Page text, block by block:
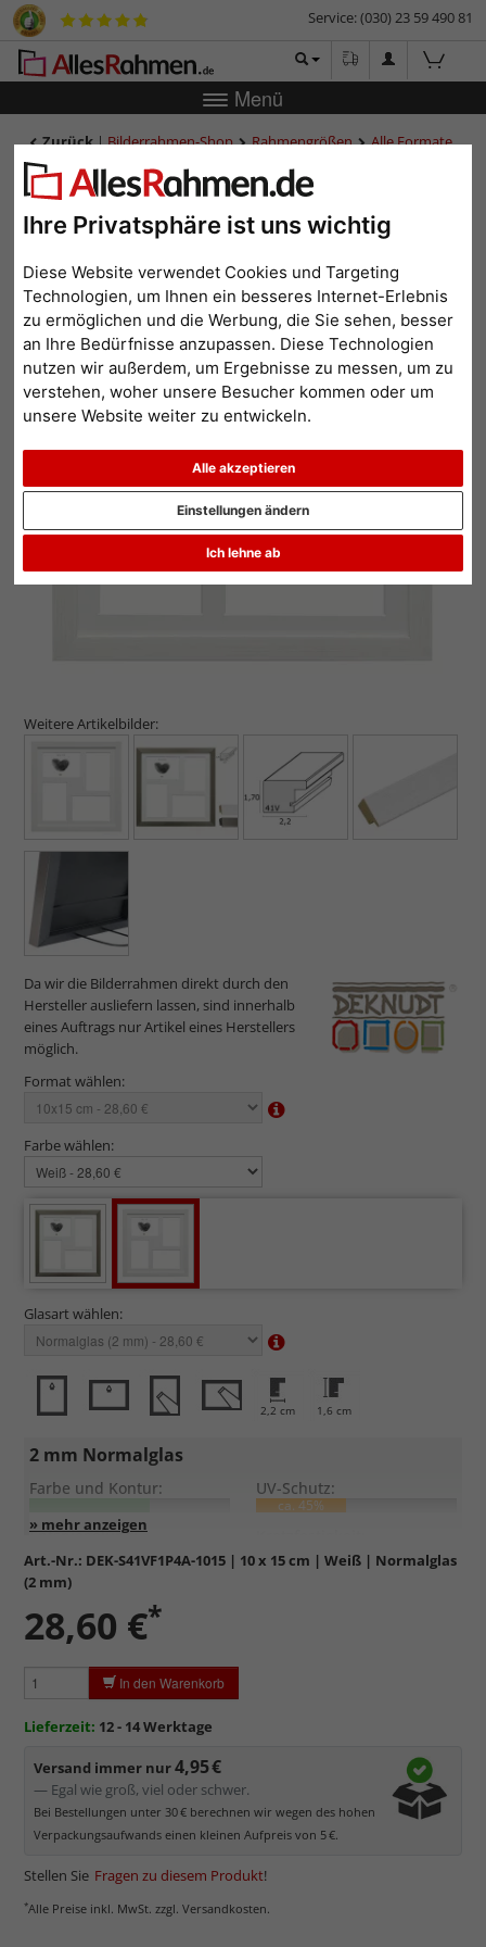
Ihre Privatsphäre ist uns wichtig
Diese Website verwendet Cookies und Targeting
Technologien, um Ihnen ein besseres Internet-Erlebnis
zu ermöglichen und die Werbung, die Sie sehen, besser
an Ihre Bedürfnisse anzupassen. Diese Technologien
nutzen wir außerdem, um Ergebnisse zu messen, um zu
verstehen, woher unsere Besucher kommen oder um
unsere Website weiter zu entwickeln.
Alle akzeptieren
Ich lehne ab
Einstellungen ändern
Service: (030) 23 59 490 81
Menü
Zurück|Bilderrahmen-Shop Rahmengrößen
Alle Formate
Galerierahmen Lucas B für 4 Bilder
Galerierahmen Lucas B für 4
Bilder
Zurück
Weitere Artikelbilder:
Da wir die Bilderrahmen direkt durch den
Hersteller ausliefern lassen, sind innerhalb
eines Auftrags nur Artikel eines Herstellers
möglich.
Format wählen:
Farbe wählen:
Glasart wählen:
2,2 cm 1,6 cm
2 mm Normalglas
Farbe und Kontur: UV-Schutz:
ca. 45%
Entspiegelung:
Standardglas
Formstabil, preiswert, witterungs- und hitzebeständig
sowiekratzfest.
Reflektierende Oberfläche
werden kann.
Schutz des Bildes.
Normalglas hat eine leichte Grünfärbung
, wodurch es im
Bereich der Weißtöne zu einem dezenten Grünschimmer
kommt. Für Bilder mit hellen Farben empfehlen wir Kunst- oder
Museumsglas.
Art.-Nr.: DEK-S41VF1P4A-1015 | 10 x 15 cm | Weiß | Normalglas
(2 mm)
28,60 €*
In den Warenkorb
Lieferzeit: 12 - 14 Werktage
Versand immer nur4,95 €
— Egal wie groß, viel oder schwer.
Bei Bestellungen unter 30 € berechnen wir wegen des hohen
Verpackungsaufwands einen kleinen Aufpreis von 5 €.
Stellen Sie Fragen zu diesem Produkt!
*Alle Preise inkl. MwSt. zzgl. Versandkosten.